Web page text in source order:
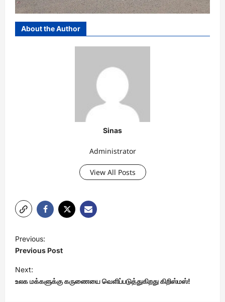
About the Author
Sinas
Administrator
View All Posts
o
s
t
Previous:
Previous Post
Next:
உலக மக்களுக்கு கருணையை வெளிப்படுத்துகிறது கிறிஸ்மஸ்!